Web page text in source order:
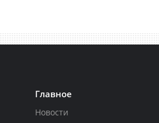
Главное
Новости